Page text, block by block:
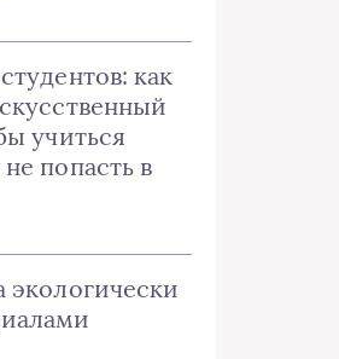
как
учиться
попасть в
экологически